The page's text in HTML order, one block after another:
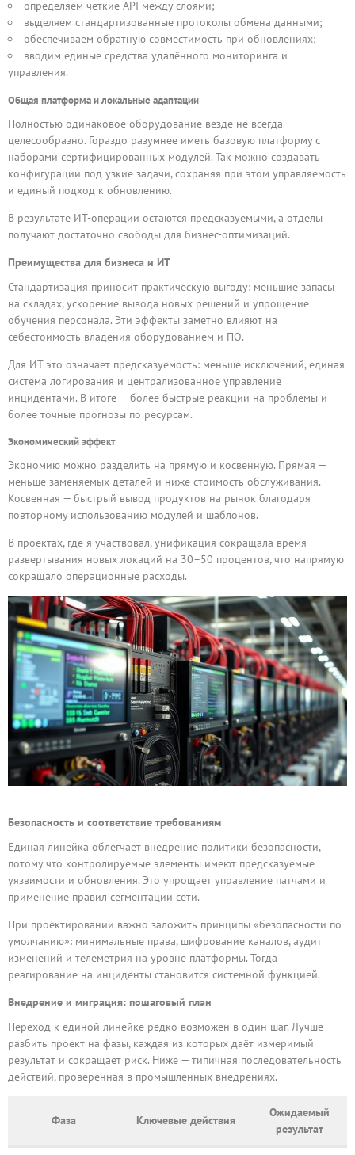
определяем четкие API между слоями;
выделяем стандартизованные протоколы обмена данными;
обеспечиваем обратную совместимость при обновлениях;
вводим единые средства удалённого мониторинга и
управления.
Общая платформа и локальные адаптации
Полностью одинаковое оборудование везде не всегда
целесообразно. Гораздо разумнее иметь базовую платформу с
наборами сертифицированных модулей. Так можно создавать
конфигурации под узкие задачи, сохраняя при этом управляемость
и единый подход к обновлению.
В результате ИТ-операции остаются предсказуемыми, а отделы
получают достаточно свободы для бизнес-оптимизаций.
Преимущества для бизнеса и ИТ
Стандартизация приносит практическую выгоду: меньшие запасы
на складах, ускорение вывода новых решений и упрощение
обучения персонала. Эти эффекты заметно влияют на
себестоимость владения оборудованием и ПО.
Для ИТ это означает предсказуемость: меньше исключений, единая
система логирования и централизованное управление
инцидентами. В итоге — более быстрые реакции на проблемы и
более точные прогнозы по ресурсам.
Экономический эффект
Экономию можно разделить на прямую и косвенную. Прямая —
меньше заменяемых деталей и ниже стоимость обслуживания.
Косвенная — быстрый вывод продуктов на рынок благодаря
повторному использованию модулей и шаблонов.
В проектах, где я участвовал, унификация сокращала время
развертывания новых локаций на 30–50 процентов, что напрямую
сокращало операционные расходы.
Безопасность и соответствие требованиям
Единая линейка облегчает внедрение политики безопасности,
потому что контролируемые элементы имеют предсказуемые
уязвимости и обновления. Это упрощает управление патчами и
применение правил сегментации сети.
При проектировании важно заложить принципы «безопасности по
умолчанию»: минимальные права, шифрование каналов, аудит
изменений и телеметрия на уровне платформы. Тогда
реагирование на инциденты становится системной функцией.
Внедрение и миграция: пошаговый план
Переход к единой линейке редко возможен в один шаг. Лучше
разбить проект на фазы, каждая из которых даёт измеримый
результат и сокращает риск. Ниже — типичная последовательность
действий, проверенная в промышленных внедрениях.
Фаза Ключевые действия
Ожидаемый
результат